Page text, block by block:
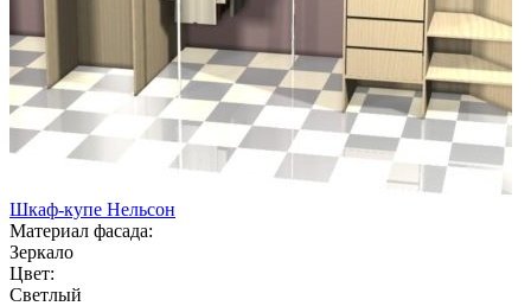
Шкаф-купе Нельсон
Материал фасада:
Зеркало
Цвет:
Светлый